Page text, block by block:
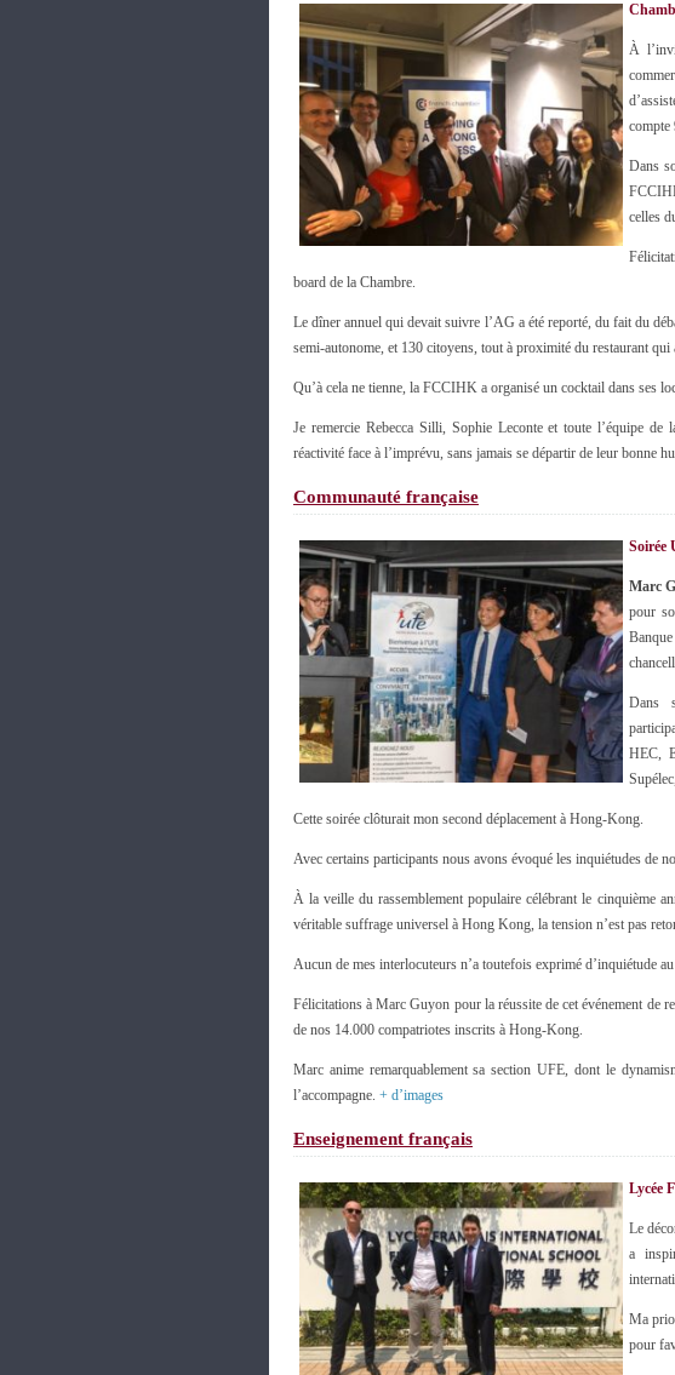
À
compte
Dans
celles
board de la Chambre.
Le dîner annuel qui devait suivre l’AG a été reporté, du fait du
semi-autonome, et 130 citoyens, tout à proximité du restaurant
Qu’à cela ne tienne, la FCCIHK a organisé un cocktail dans ses
Je remercie Rebecca Silli, Sophie Leconte et toute l’équipe
réactivité face à l’imprévu, sans jamais se départir de leur bonne
Communauté française
Soirée
Marc
pour
Dans
HEC,
Cette soirée clôturait mon second déplacement à Hong-Kong.
Avec certains participants nous avons évoqué les inquiétudes de
À la veille du rassemblement populaire célébrant le cinquième
véritable suffrage universel à Hong Kong, la tension n’est pas
Aucun de mes interlocuteurs n’a toutefois exprimé d’inquiétude
Félicitations à Marc Guyon pour la réussite de cet événement de
de nos 14.000 compatriotes inscrits à Hong-Kong.
Marc anime remarquablement sa section UFE, dont le
l’accompagne. + d’images
Enseignement français
Lycée
Le
a
Ma
pour